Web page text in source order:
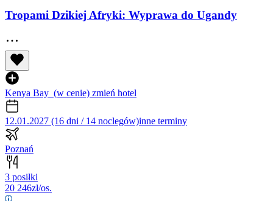
Tropami Dzikiej Afryki: Wyprawa do Ugandy
Kenya Bay (w cenie) zmień hotel
12.01.2027 (16 dni / 14 noclegów)inne terminy
Poznań
3 posiłki
20 246zł/os.